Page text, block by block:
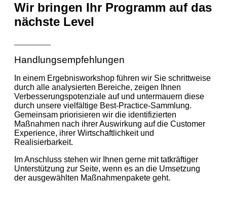
Wir bringen Ihr Programm auf das
nächste Level
Handlungsempfehlungen
In einem Ergebnisworkshop führen wir Sie schrittweise
durch alle analysierten Bereiche, zeigen Ihnen
Verbesserungspotenziale auf und untermauern diese
durch unsere vielfältige Best-Practice-Sammlung.
Gemeinsam priorisieren wir die identifizierten
Maßnahmen nach ihrer Auswirkung auf die Customer
Experience, ihrer Wirtschaftlichkeit und
Realisierbarkeit.
Im Anschluss stehen wir Ihnen gerne mit tatkräftiger
Unterstützung zur Seite, wenn es an die Umsetzung
der ausgewählten Maßnahmenpakete geht.